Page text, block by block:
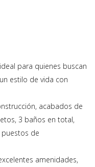
para quienes buscan
estilo de vida con
acabados de
3 baños en total,
puestos de
amenidades,